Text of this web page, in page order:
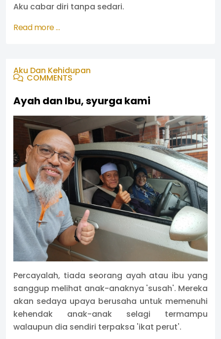
Aku cabar diri tanpa sedari.
Read more …
Aku Dan Kehidupan
COMMENTS
Ayah dan Ibu, syurga kami
Percayalah, tiada seorang ayah atau ibu yang
sanggup melihat anak-anaknya 'susah'. Mereka
akan sedaya upaya berusaha untuk memenuhi
kehendak anak-anak selagi termampu
walaupun dia sendiri terpaksa 'ikat perut'.